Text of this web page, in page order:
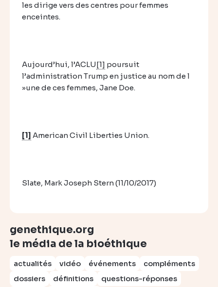
les dirige vers des centres pour femmes
enceintes.
Aujourd’hui, l’ACLU[1] poursuit
l’administration Trump en justice au nom de l
»une de ces femmes, Jane Doe.
[1] American Civil Liberties Union.
Slate, Mark Joseph Stern (11/10/2017)
genethique.org
le média de la bioéthique
actualités vidéo événements
compléments
dossiers
définitions
questions-réponses